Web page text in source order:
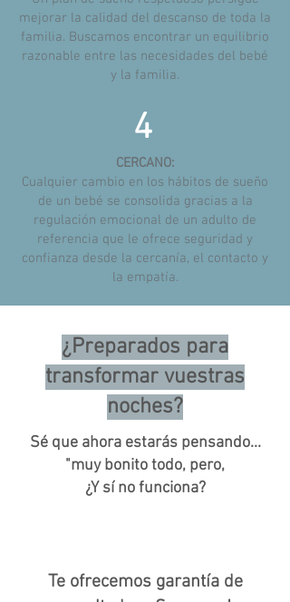
mejorar la calidad del descanso de toda la
familia. Buscamos encontrar un equilibrio
razonable entre las necesidades del bebé
y la familia.
4
CERCANO:
Cualquier cambio en los hábitos de sueño
de un bebé se consolida gracias a la
regulación emocional de un adulto de
referencia que le ofrece seguridad y
confianza desde la cercanía, el contacto y
la empatía.
¿Preparados para
transformar vuestras
noches?
Sé que ahora estarás pensando...
"muy bonito todo, pero,
¿Y sí no funciona?
Te ofrecemos garantía de